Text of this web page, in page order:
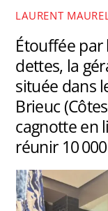
LAURENT
Étouffée par
dettes, la
située dans
Brieuc
cagnotte en
réunir 10